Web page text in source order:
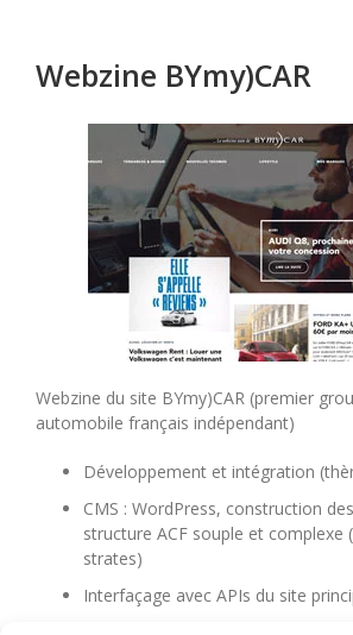
Webzine BYmy)CAR
Webzine du site BYmy)CAR (premier
automobile français indépendant)
Développement et intégration
CMS : WordPress, construction
structure ACF souple et complexe
strates)
Interfaçage avec APIs du site